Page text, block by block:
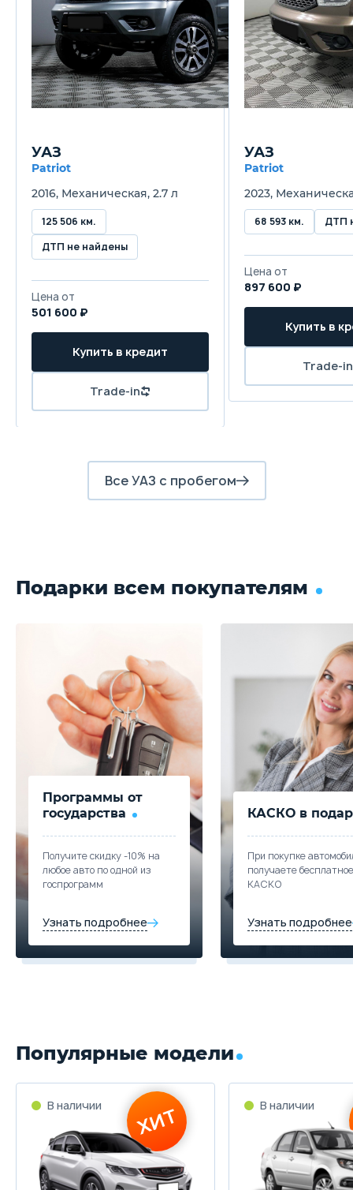
УАЗ
Patriot
2016, Механическая, 2.7 л
125 506 км.
ДТП не найдены
Цена от
501 600 ₽
Купить в кредит
Trade-in
УАЗ
Patriot
2023,
68 593 км. ДТП
Цена от
897 600 ₽
Купить в
Trade-in
Все УАЗ с пробегом
Подарки всем покупателям
Программы от
государства
Получите скидку -10% на
любое авто по одной из
госпрограмм
Узнать подробнее
КАСКО в
При покупке
получаете бесплатное
КАСКО
Узнать подробнее
Популярные модели